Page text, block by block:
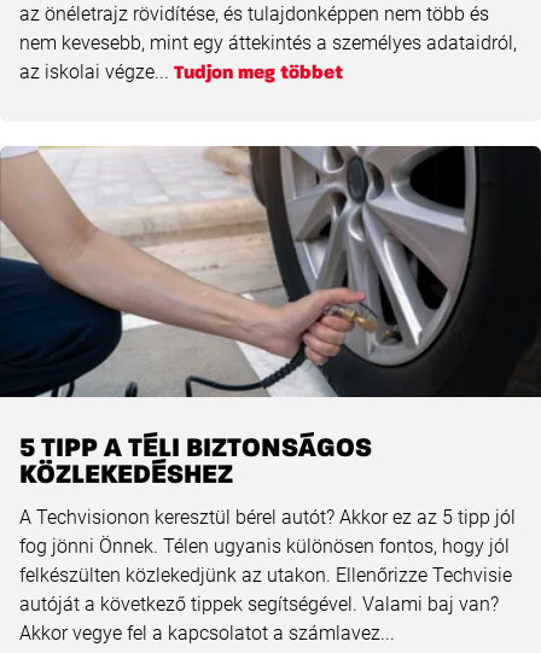
az önéletrajz rövidítése, és tulajdonképpen nem több és
nem kevesebb, mint egy áttekintés a személyes adataidról,
az iskolai végze... Tudjon meg többet
5 TIPP A TÉLI BIZTONSÁGOS
KÖZLEKEDÉSHEZ
A Techvisionon keresztül bérel autót? Akkor ez az 5 tipp jól
fog jönni Önnek. Télen ugyanis különösen fontos, hogy jól
felkészülten közlekedjünk az utakon. Ellenőrizze Techvisie
autóját a következő tippek segítségével. Valami baj van?
Akkor vegye fel a kapcsolatot a számlavez...